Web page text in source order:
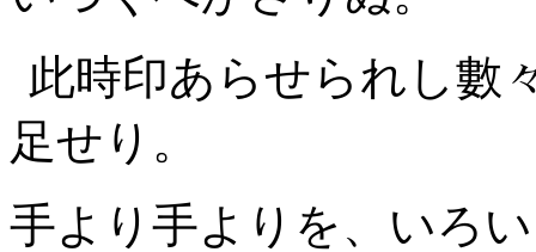
此時印あらせられし數
足せり。
手より手よりを、いろ